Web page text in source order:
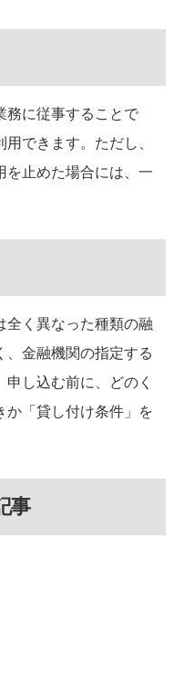
務に従事することで
できます。ただし、
を止めた場合には、一
全く異なった種類の融
、金融機関の指定する
し込む前に、どのく
か「貸し付け条件」を
事